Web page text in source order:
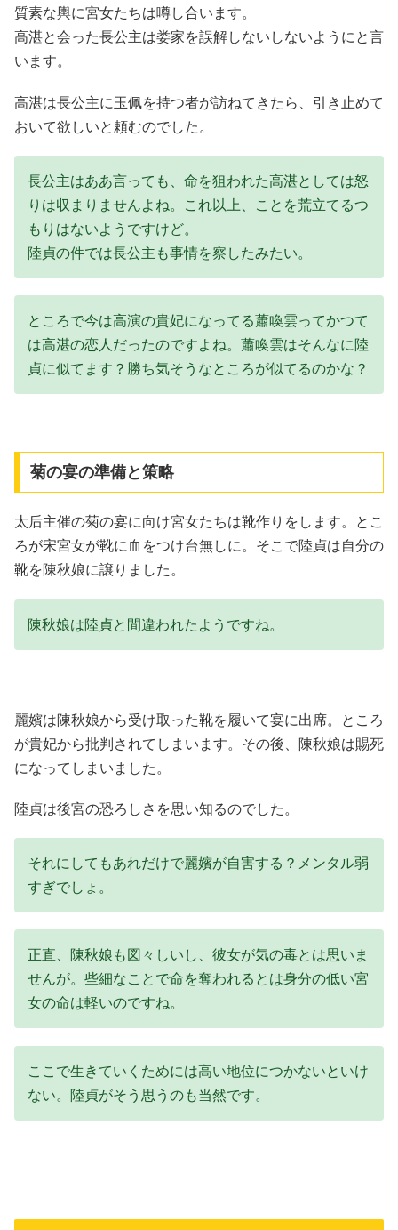
質素な輿に宮女たちは噂し合います。
高湛と会った長公主は娄家を誤解しないしないようにと言
います。
高湛は長公主に玉佩を持つ者が訪ねてきたら、引き止めて
おいて欲しいと頼むのでした。
長公主はああ言っても、命を狙われた高湛としては怒
りは収まりませんよね。これ以上、ことを荒立てるつ
もりはないようですけど。
陸貞の件では長公主も事情を察したみたい。
ところで今は高演の貴妃になってる蕭喚雲ってかつて
は高湛の恋人だったのですよね。蕭喚雲はそんなに陸
貞に似てます？勝ち気そうなところが似てるのかな？
菊の宴の準備と策略
太后主催の菊の宴に向け宮女たちは靴作りをします。とこ
ろが宋宮女が靴に血をつけ台無しに。そこで陸貞は自分の
靴を陳秋娘に譲りました。
陳秋娘は陸貞と間違われたようですね。
麗嬪は陳秋娘から受け取った靴を履いて宴に出席。ところ
が貴妃から批判されてしまいます。その後、陳秋娘は賜死
になってしまいました。
陸貞は後宮の恐ろしさを思い知るのでした。
それにしてもあれだけで麗嬪が自害する？メンタル弱
すぎでしょ。
正直、陳秋娘も図々しいし、彼女が気の毒とは思いま
せんが。些細なことで命を奪われるとは身分の低い宮
女の命は軽いのですね。
ここで生きていくためには高い地位につかないといけ
ない。陸貞がそう思うのも当然です。